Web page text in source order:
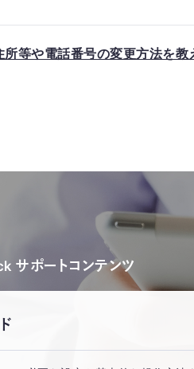
所等や電話番号の変更方法を教
サポートコンテンツ